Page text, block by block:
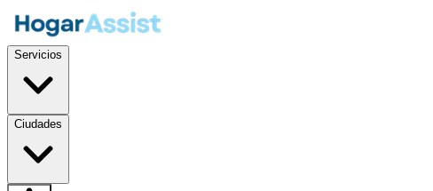
Servicios
Ciudades